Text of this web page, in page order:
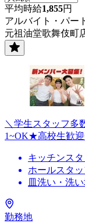
平均時給1,855円
アルバイト・パー
元祖油堂歌舞伎町
＼学生スタッフ多
1~OK★高校生歓
キッチンスタ
ホールスタッ
皿洗い・洗
勤務地